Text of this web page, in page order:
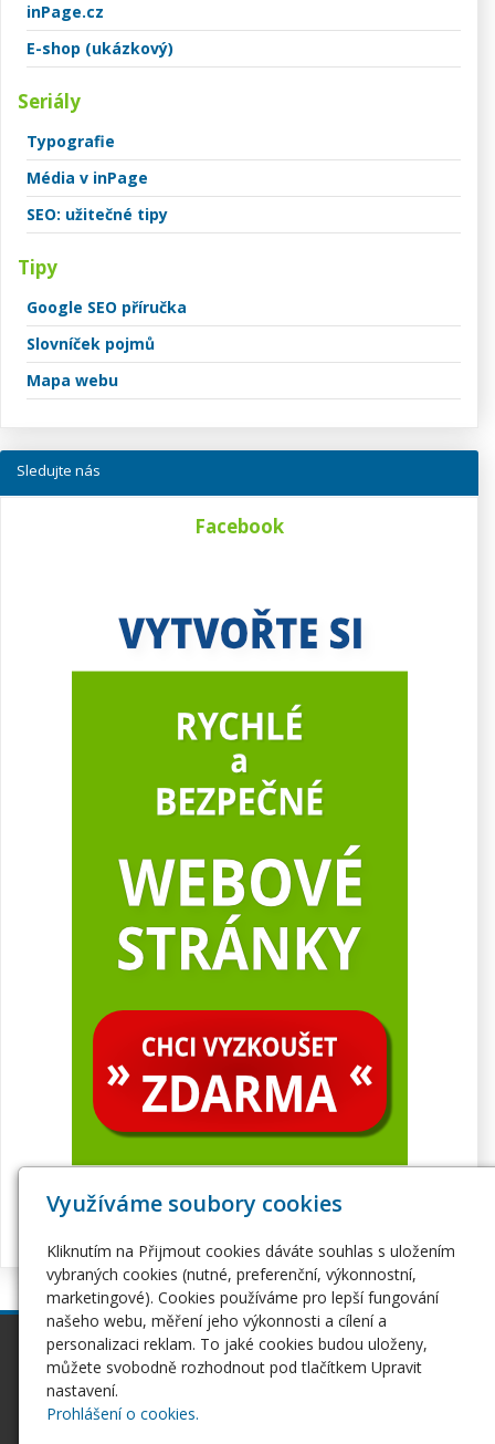
inPage.cz
E-shop (ukázkový)
Seriály
Typografie
Média v inPage
SEO: užitečné tipy
Tipy
Google SEO příručka
Slovníček pojmů
Mapa webu
Sledujte nás
Facebook
inPage
Webové stránky
Pro začátečníky
Seznámení s inPage
Webhosting
Hosting
Využíváme soubory cookies
Kliknutím na Přijmout cookies dáváte souhlas s uložením
vybraných cookies (nutné, preferenční, výkonnostní,
marketingové). Cookies používáme pro lepší fungování
našeho webu, měření jeho výkonnosti a cílení a
personalizaci reklam. To jaké cookies budou uloženy,
můžete svobodně rozhodnout pod tlačítkem Upravit
nastavení.
Prohlášení o cookies.